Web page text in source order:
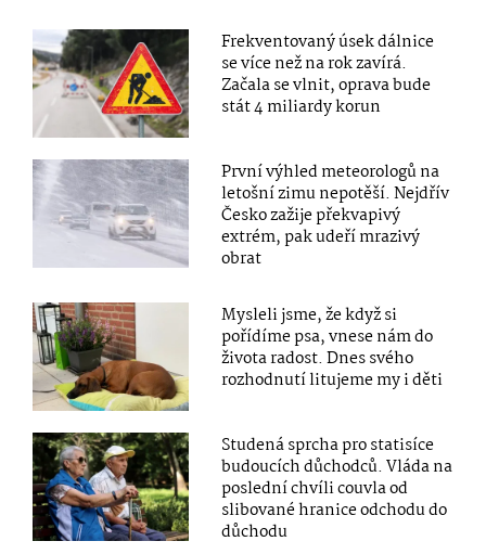
Frekventovaný úsek dálnice
se více než na rok zavírá.
Začala se vlnit, oprava bude
stát 4 miliardy korun
První výhled meteorologů na
letošní zimu nepotěší. Nejdřív
Česko zažije překvapivý
extrém, pak udeří mrazivý
obrat
Mysleli jsme, že když si
pořídíme psa, vnese nám do
života radost. Dnes svého
rozhodnutí litujeme my i děti
Studená sprcha pro statisíce
budoucích důchodců. Vláda na
poslední chvíli couvla od
slibované hranice odchodu do
důchodu